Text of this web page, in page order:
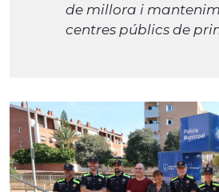
de millora i
centres públics de